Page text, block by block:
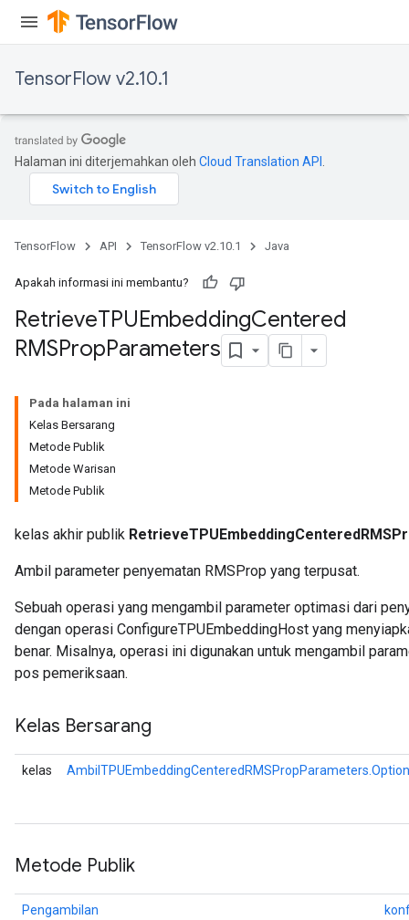
TensorFlow v2.10.1
Halaman ini diterjemahkan oleh Cloud Translation API
TensorFlow API TensorFlow v2.10.1 Java
Apakah informasi ini membantu?
RetrieveTPUEmbeddingCentered
RMSPropParameters
Pada halaman ini
Kelas Bersarang
Metode Publik
Metode Warisan
Metode Publik
kelas akhir publik
Ambil parameter penyematan RMSProp yang terpusat.
Sebuah operasi yang mengambil parameter optimasi dari
dengan operasi ConfigureTPUEmbeddingHost yang
benar. Misalnya, operasi ini digunakan untuk mengambil
pos pemeriksaan.
Kelas Bersarang
kelas
Metode Publik
Pengambilan